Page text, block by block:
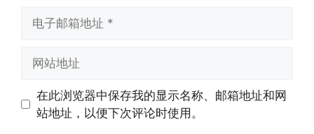
址
址
在此浏览器中保存我的显示名称、邮箱地址和网
站地址，以便下次评论时使用。